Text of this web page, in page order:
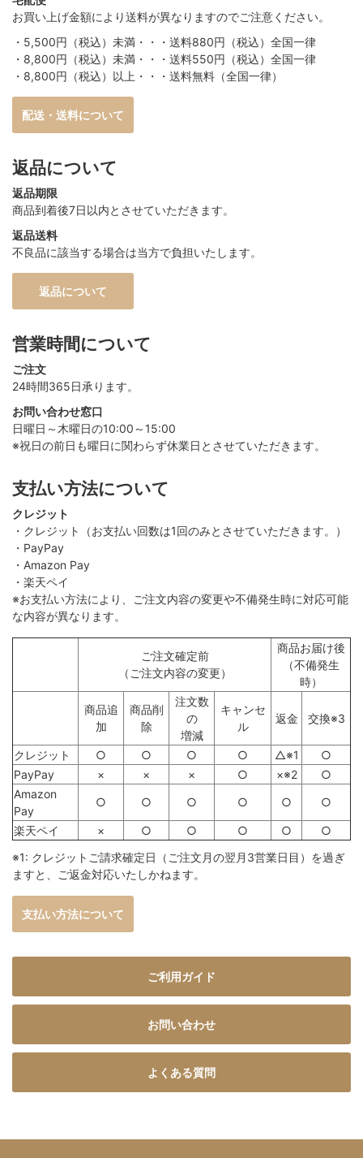
お買い上げ金額により送料が異なりますのでご注意ください。
・5,500円（税込）未満・・・送料880円（税込）全国一律
・8,800円（税込）未満・・・送料550円（税込）全国一律
・8,800円（税込）以上・・・送料無料（全国一律）
配送・送料について
返品について
返品期限
商品到着後7日以内とさせていただきます。
返品送料
不良品に該当する場合は当方で負担いたします。
返品について
営業時間について
ご注文
24時間365日承ります。
お問い合わせ窓口
日曜日～木曜日の10:00～15:00
※祝日の前日も曜日に関わらず休業日とさせていただきます。
支払い方法について
クレジット
・クレジット（お支払い回数は1回のみとさせていただきます。）
・PayPay
・Amazon Pay
・楽天ペイ
※お支払い方法により、ご注文内容の変更や不備発生時に対応可能
な内容が異なります。
ご注文確定前
（ご注文内容の変更）
商品お届け後
（不備発生
時）
商品追
加
商品削
除
注文数
の
増減
キャンセ
ル
返金 交換※3
クレジット ○ ○ ○ ○ △※1
○
PayPay
× × × ○ ×※2
○
Amazon
Pay
○ ○ ○ ○ ○ ○
楽天ペイ × ○ ○ ○ ○
○
※1: クレジットご請求確定日（ご注文月の翌月3営業日目）を過ぎ
ますと、ご返金対応いたしかねます。
支払い方法について
ご利用ガイド
お問い合わせ
よくある質問